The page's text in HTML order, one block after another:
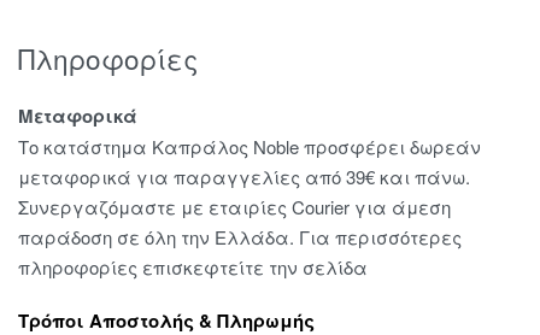
Πληροφορίες
Μεταφορικά
Το κατάστημα Καπράλος Noble προσφέρει δωρεάν
μεταφορικά για παραγγελίες από 39€ και πάνω.
Συνεργαζόμαστε με εταιρίες Courier για άμεση
παράδοση σε όλη την Ελλάδα. Για περισσότερες
πληροφορίες επισκεφτείτε την σελίδα
Τρόποι Αποστολής & Πληρωμής